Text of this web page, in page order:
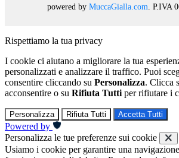
powered by MuccaGialla.com . P.IVA
Rispettiamo la tua privacy
I cookie ci aiutano a migliorare la tua
personalizzati e analizzare il traffico. Puoi
consentire cliccando su Personalizza. Clicca
acconsentire o su Rifiuta Tutti per rifiutare i
Personalizza Rifiuta Tutti Accetta Tutti
Powered by
Personalizza le tue preferenze sui cookie
Usiamo i cookie per garantire una